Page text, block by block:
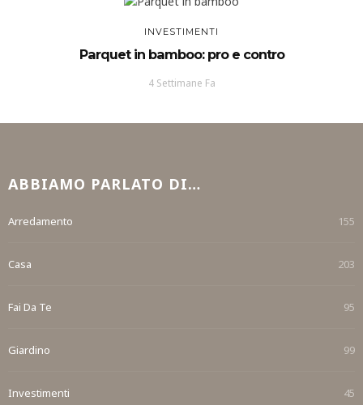
INVESTIMENTI
Parquet in bamboo: pro e contro
4 Settimane Fa
ABBIAMO PARLATO DI…
Arredamento 155
Casa 203
Fai Da Te 95
Giardino 99
Investimenti 45